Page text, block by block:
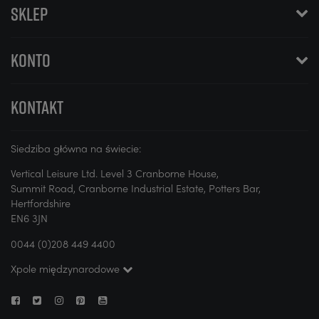
SKLEP
KONTO
KONTAKT
Siedziba główna na świecie:
Vertical Leisure Ltd. Level 3 Cranborne House,
Summit Road, Cranborne Industrial Estate, Potters Bar,
Hertfordshire
EN6 3JN
0044 (0)208 449 4400
Xpole międzynarodowe